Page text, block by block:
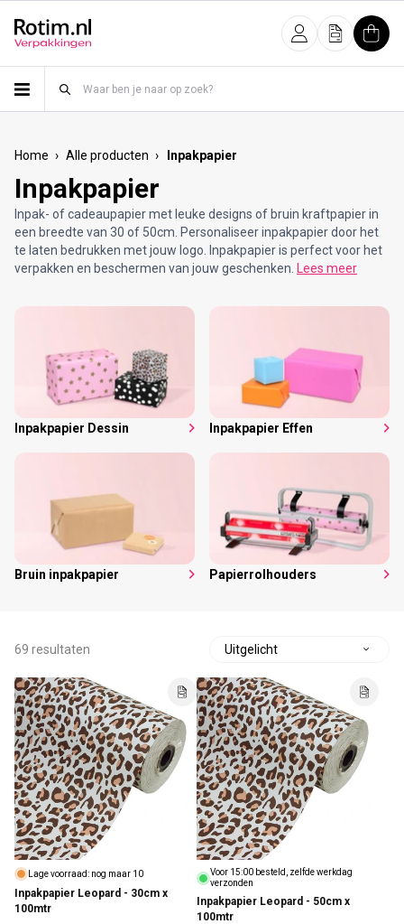
InloggenOfferte
Home › Alle producten › Inpakpapier
Inpakpapier
Inpak- of cadeaupapier met leuke designs of bruin kraftpapier in
een breedte van 30 of 50cm. Personaliseer inpakpapier door het
te laten bedrukken met jouw logo. Inpakpapier is perfect voor het
verpakken en beschermen van jouw geschenken.
Lees meer
Inpakpapier Dessin Inpakpapier Effen
Bruin inpakpapier Papierrolhouders
69 resultaten
Lage voorraad: nog maar 10
Inpakpapier Leopard - 30cm x
100mtr
Voor 15:00 besteld, zelfde werkdag
verzonden
Inpakpapier Leopard - 50cm x
100mtr